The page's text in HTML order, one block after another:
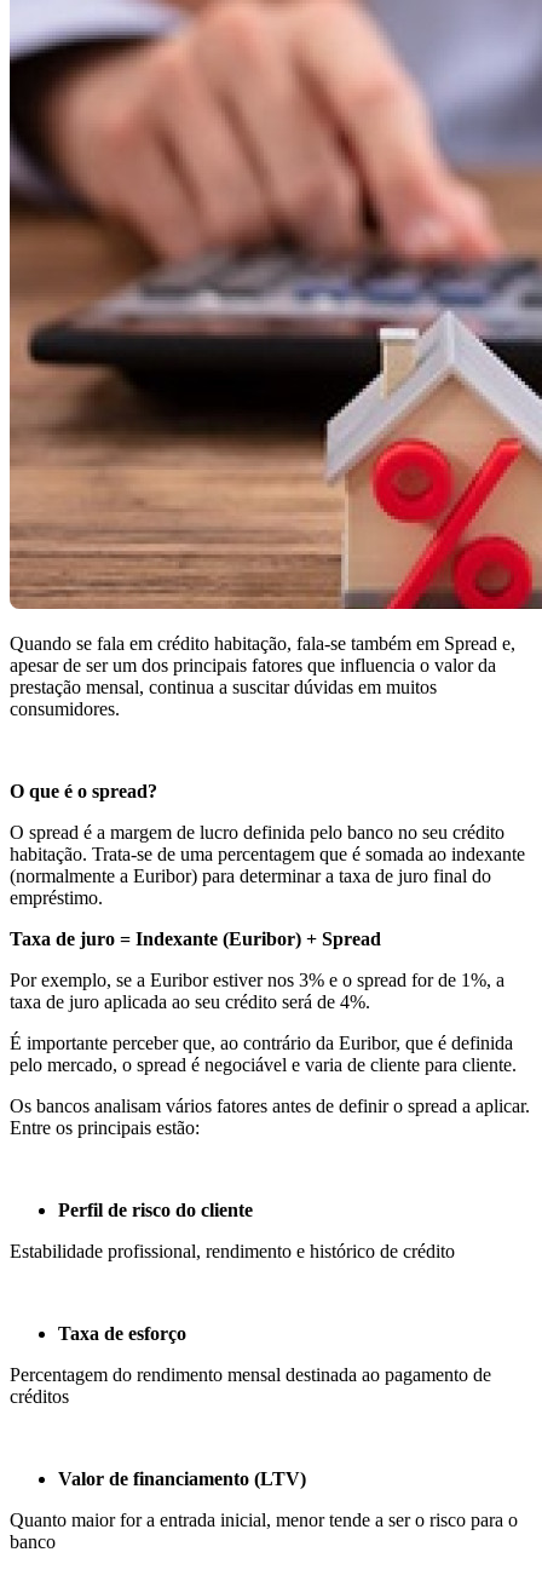
Quando se fala em crédito habitação, fala-se também em Spread e,
apesar de ser um dos principais fatores que influencia o valor da
prestação mensal, continua a suscitar dúvidas em muitos
consumidores.
O que é o spread?
O spread é a margem de lucro definida pelo banco no seu crédito
habitação. Trata-se de uma percentagem que é somada ao indexante
(normalmente a Euribor) para determinar a taxa de juro final do
empréstimo.
Taxa de juro = Indexante (Euribor) + Spread
Por exemplo, se a Euribor estiver nos 3% e o spread for de 1%, a
taxa de juro aplicada ao seu crédito será de 4%.
É importante perceber que, ao contrário da Euribor, que é definida
pelo mercado, o spread é negociável e varia de cliente para cliente.
Os bancos analisam vários fatores antes de definir o spread a aplicar.
Entre os principais estão:
Perfil de risco do cliente
Estabilidade profissional, rendimento e histórico de crédito
Taxa de esforço
Percentagem do rendimento mensal destinada ao pagamento de
créditos
Valor de financiamento (LTV)
Quanto maior for a entrada inicial, menor tende a ser o risco para o
banco